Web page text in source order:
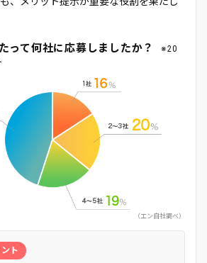
って何社に応募しましたか？
※20
エン自社調べ
ト